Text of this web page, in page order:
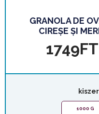
GRANOLA DE
CIREȘE ȘI
1749FT
1000 G